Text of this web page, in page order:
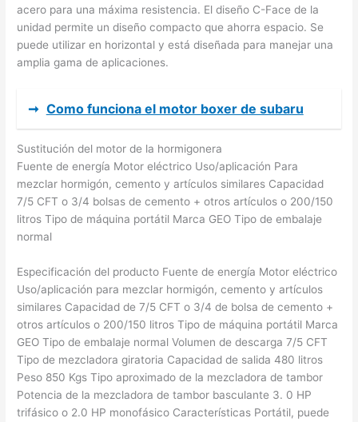
acero para una máxima resistencia. El diseño C-Face de la
unidad permite un diseño compacto que ahorra espacio. Se
puede utilizar en horizontal y está diseñada para manejar una
amplia gama de aplicaciones.
➞ Como funciona el motor boxer de subaru
Sustitución del motor de la hormigonera
Fuente de energía Motor eléctrico Uso/aplicación Para
mezclar hormigón, cemento y artículos similares Capacidad
7/5 CFT o 3/4 bolsas de cemento + otros artículos o 200/150
litros Tipo de máquina portátil Marca GEO Tipo de embalaje
normal
Especificación del producto Fuente de energía Motor eléctrico
Uso/aplicación para mezclar hormigón, cemento y artículos
similares Capacidad de 7/5 CFT o 3/4 de bolsa de cemento +
otros artículos o 200/150 litros Tipo de máquina portátil Marca
GEO Tipo de embalaje normal Volumen de descarga 7/5 CFT
Tipo de mezcladora giratoria Capacidad de salida 480 litros
Peso 850 Kgs Tipo aproximado de la mezcladora de tambor
Potencia de la mezcladora de tambor basculante 3. 0 HP
trifásico o 2.0 HP monofásico Características Portátil, puede